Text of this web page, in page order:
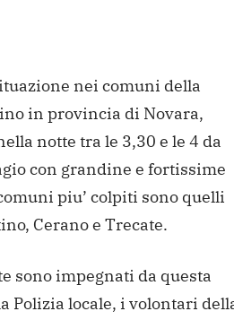
nei comuni della
in provincia di Novara,
notte tra le 3,30 e le 4 da
con grandine e fortissime
piu’ colpiti sono quelli
Cerano e Trecate.
sono impegnati da questa
Polizia locale, i volontari